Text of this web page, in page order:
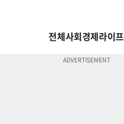
전체사회경제라이프